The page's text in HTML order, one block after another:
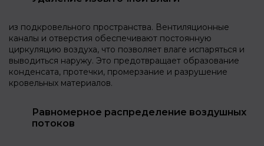
из подкровельного пространства. Вентиляционные
каналы и отверстия обеспечивают постоянную
циркуляцию воздуха, что позволяет влаге испаряться и
выводиться наружу. Это предотвращает образование
конденсата, протечки, промерзание и разрушение
кровельных материалов.
Равномерное распределение воздушных
потоков